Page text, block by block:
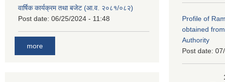
वार्षिक कार्यक्रम तथा बजेट (आ.व. २०८१/०८२)
Post date: 06/25/2024 - 11:48
more
Profile of
obtained
Authority
Post date: